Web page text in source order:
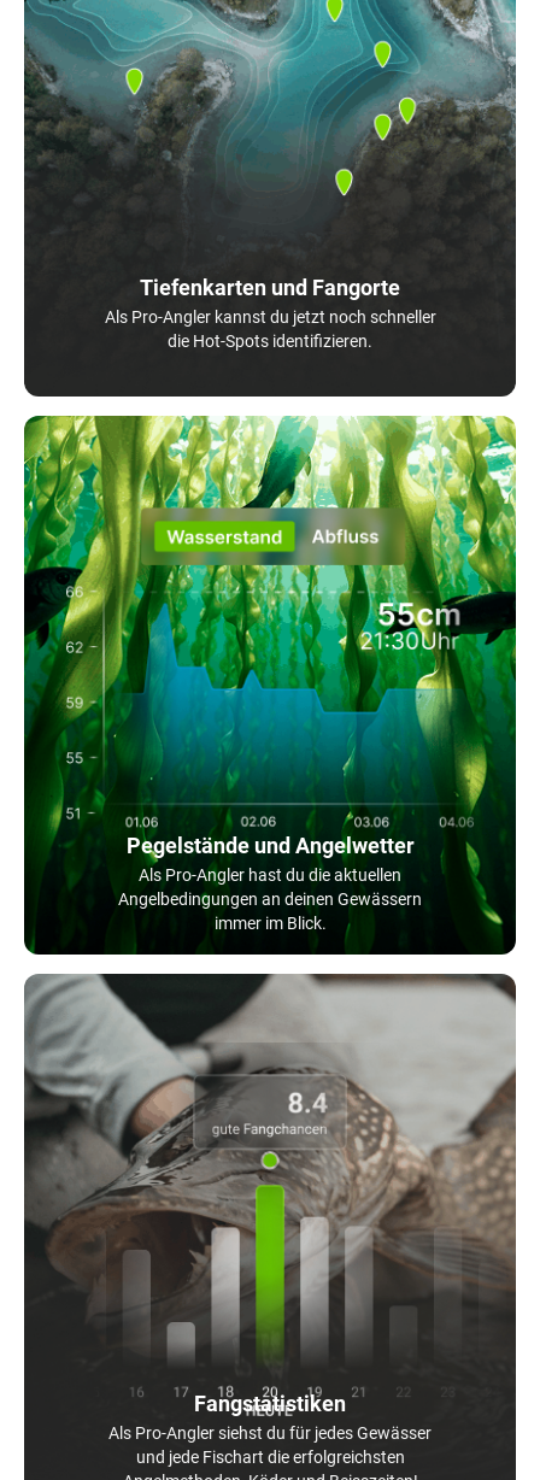
Tiefenkarten und Fangorte
Als Pro-Angler kannst du jetzt noch schneller
die Hot-Spots identifizieren.
Pegelstände und Angelwetter
Als Pro-Angler hast du die aktuellen
Angelbedingungen an deinen Gewässern
immer im Blick.
Fangstatistiken
Als Pro-Angler siehst du für jedes Gewässer
und jede Fischart die erfolgreichsten